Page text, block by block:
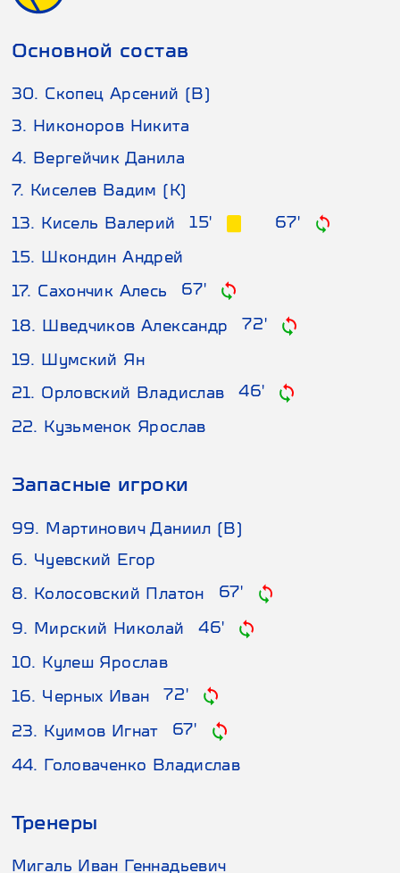
Основной состав
30. Скопец Арсений (В)
3. Никоноров Никита
4. Вергейчик Данила
7. Киселев Вадим (К)
13. Кисель Валерий
15'
67'
15. Шкондин Андрей
17. Сахончик Алесь
67'
18. Шведчиков Александр
72'
19. Шумский Ян
21. Орловский Владислав
46'
22. Кузьменок Ярослав
Запасные игроки
99. Мартинович Даниил (В)
6. Чуевский Егор
8. Колосовский Платон
67'
9. Мирский Николай
46'
10. Кулеш Ярослав
16. Черных Иван
72'
23. Куимов Игнат
67'
44. Головаченко Владислав
Тренеры
Мигаль Иван Геннадьевич